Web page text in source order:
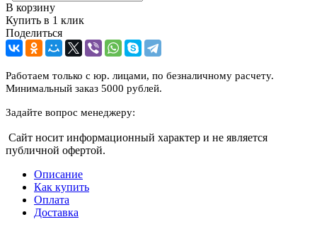
В корзину
Купить в 1 клик
Поделиться
Работаем только с юр. лицами, по безналичному расчету.
Минимальный заказ 5000 рублей.
Задайте вопрос менеджеру:
Сайт носит информационный характер и не является
публичной офертой.
Описание
Как купить
Оплата
Доставка